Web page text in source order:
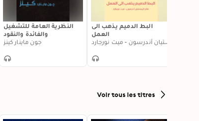
النظرية العامة للتشغيل
والفائدة والنقود
جون ماينار كينز
البط الدميم يذهب الى
العمل
هانز كريستيان أندرسون - ميت نورجارد
Voir tous les titres